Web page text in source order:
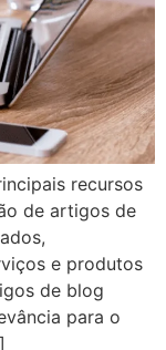
recursos
de artigos de
e produtos
de blog
para o